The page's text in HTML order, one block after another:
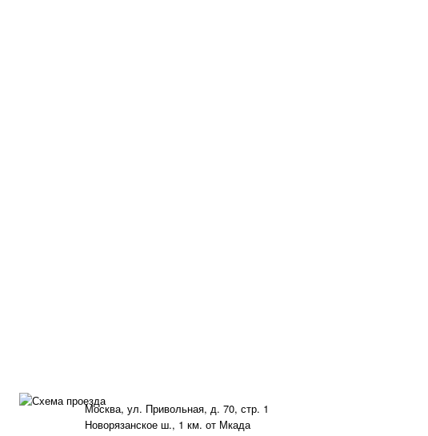
Москва, ул. Привольная, д. 70, стр. 1
Новорязанское ш., 1 км. от Мкада